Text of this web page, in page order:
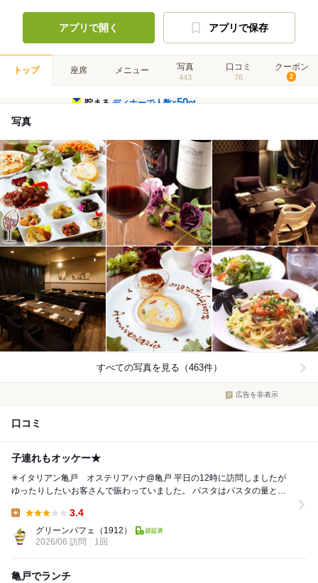
アプリで開く アプリで保存
トップ 座席 メニュー 写真
443
口コミ
76
クーポン
2
貯まるディナーで人数×50pt
写真
すべての写真を見る（463件）
広告を非表示
口コミ
子連れもオッケー★
✳︎イタリアン亀戸 オステリアハナ@亀戸 平日の12時に訪問しましたが
ゆったりしたいお客さんで賑わっていました。 パスタはパスタの量と塩
3.4
グリーンパフェ （1912）
2026/06 訪問
1回
亀戸でランチ